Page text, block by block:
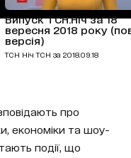
Випуск ТСН.Ніч за 18
вересня 2018 року
версія)
ТСН Ніч ТСН за 2018.09.18
про
економіки та шоу-
події, що